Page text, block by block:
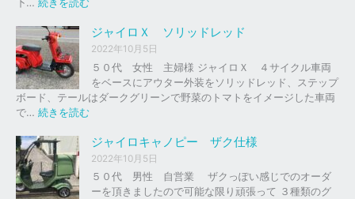
ャ
イ
ロ
以
外
の
イ
ク
車
ジャイロＸ ソリッドレッド
2022年10月5日
５０代 女性 主婦様 ジャイロＸ ４サイクル車両
をベースにアウター外装をソリッドレッド、ステップ
ボード、テールはダークグリーンで野菜のトマトをイメージした車両
で… 続きを読む
ャ
イ
ロ
ジャイロキャノピー ザク仕様
2022年10月5日
５０代 男性 自営業 ザクっぽい感じでのオーダ
ーを頂きましたので可能な限り頑張って ３種類のグ